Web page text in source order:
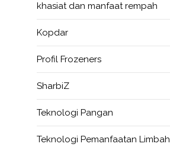
khasiat dan manfaat rempah
Kopdar
Profil Frozeners
SharbiZ
Teknologi Pangan
Teknologi Pemanfaatan Limbah